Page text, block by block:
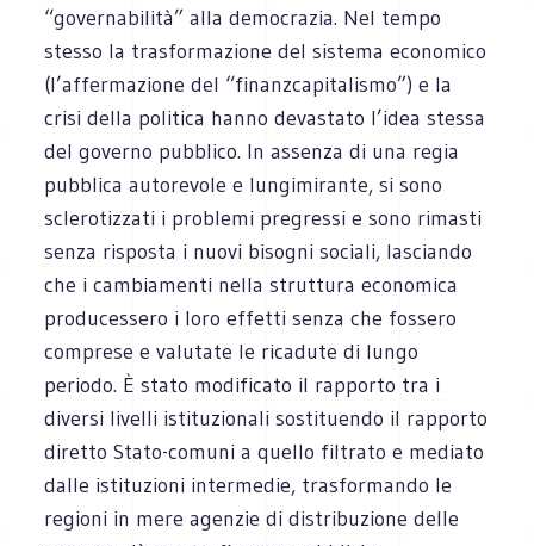
“governabilità” alla democrazia. Nel tempo
stesso la trasformazione del sistema economico
(l’affermazione del “finanzcapitalismo”) e la
crisi della politica hanno devastato l’idea stessa
del governo pubblico. In assenza di una regia
pubblica autorevole e lungimirante, si sono
sclerotizzati i problemi pregressi e sono rimasti
senza risposta i nuovi bisogni sociali, lasciando
che i cambiamenti nella struttura economica
producessero i loro effetti senza che fossero
comprese e valutate le ricadute di lungo
periodo. È stato modificato il rapporto tra i
diversi livelli istituzionali sostituendo il rapporto
diretto Stato-comuni a quello filtrato e mediato
dalle istituzioni intermedie, trasformando le
regioni in mere agenzie di distribuzione delle